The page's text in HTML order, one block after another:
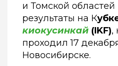
и Томской
результаты на К
киокусинкай (IKF),
проходил 17
Новосибирске.